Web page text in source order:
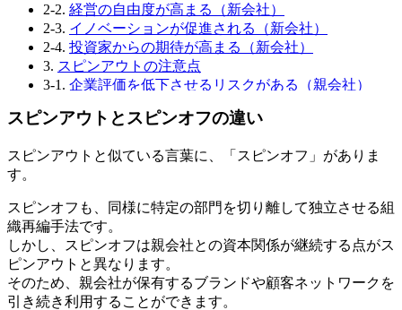
2-2. 経営の自由度が高まる（新会社）
2-3. イノベーションが促進される（新会社）
2-4. 投資家からの期待が高まる（新会社）
3. スピンアウトの注意点
3-1. 企業評価を低下させるリスクがある（親会社）
（新会社）
る（新会社）
スピンアウト事例① 良品計画の場合
4-2.スピンアウト事例② 東芝メモリ（現KIOXIA）の
事例
4-3.スピンアウト事例③ 花見煎餅の事例
5.終わりに
5-1.著者
スピンアウトとスピンオフの違い
スピンアウトと似ている言葉に、「スピンオフ」がありま
す。
スピンオフも、同様に特定の部門を切り離して独立させる組
織再編手法です。
しかし、スピンオフは親会社との資本関係が継続する点がス
ピンアウトと異なります。
そのため、親会社が保有するブランドや顧客ネットワークを
引き続き利用することができます。